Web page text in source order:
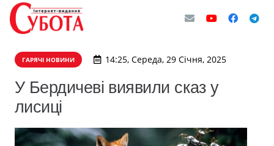
ГАРЯЧІ НОВИНИ 14:25, Середа, 29 Січня, 2025
У Бердичеві виявили сказ у
лисиці